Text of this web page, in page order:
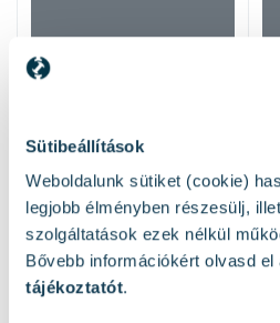
Sütibeállítások
Weboldalunk sütiket (cookie)
legjobb élményben részesülj,
szolgáltatások ezek nélkül
Bővebb információkért olvasd el
tájékoztatót.